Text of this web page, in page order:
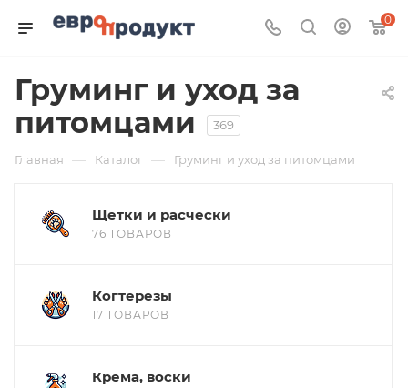
0
Груминг и уход за
питомцами
369
Главная — Каталог — Груминг и уход за питомцами
Щетки и расчески
76 ТОВАРОВ
Когтерезы
17 ТОВАРОВ
Крема, воски